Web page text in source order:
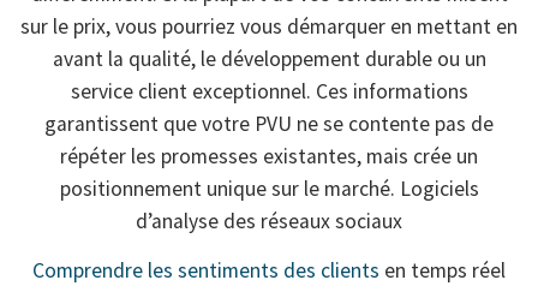
sur le prix, vous pourriez vous démarquer en mettant en
avant la qualité, le développement durable ou un
service client exceptionnel. Ces informations
garantissent que votre PVU ne se contente pas de
répéter les promesses existantes, mais crée un
positionnement unique sur le marché. Logiciels
d’analyse des réseaux sociaux
Comprendre les sentiments des clients en temps réel